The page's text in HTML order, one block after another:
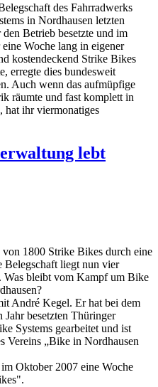
des Fahrradwerks
in Nordhausen letzten
den Betrieb besetzte und im
Woche lang in eigener
kostendeckend Strike Bikes
erregte dies bundesweit
Auch wenn das aufmüpfige
räumte und fast komplett in
hat ihr viermonatiges
lebt
1800 Strike Bikes durch eine
Belegschaft liegt nun vier
Was bleibt vom Kampf um Bike
André Kegel. Er hat bei dem
Jahr besetzten Thüringer
Systems gearbeitet und ist
Vereins „Bike in Nordhausen
Oktober 2007 eine Woche